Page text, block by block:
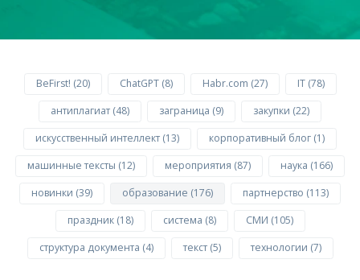
BeFirst! (20) ChatGPT (8) Habr.com (27)
IT (78)
антиплагиат (48)
заграница (9)
закупки (22)
искусственный интеллект (13)
корпоративный блог (1)
машинные тексты (12)
мероприятия (87)
наука (166)
новинки (39)
образование (176)
партнерство (113)
праздник (18)
система (8)
СМИ (105)
структура документа (4)
текст (5) технологии (7)